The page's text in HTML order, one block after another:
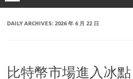
DAILY ARCHIVES: 2026 年 6 月 22 日
比特幣市場進入冰